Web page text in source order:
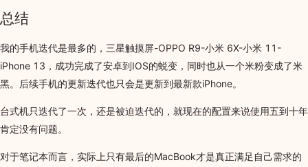
总结
我的手机迭代是最多的，三星触摸屏-OPPO R9-小米 6X-小米 11-
iPhone 13，成功完成了安卓到IOS的蜕变，同时也从一个米粉变成了米
黑。后续手机的更新迭代也只会是更新到最新款iPhone。
台式机只迭代了一次，还是被迫迭代的，就现在的配置来说使用五到十年
肯定没有问题。
对于笔记本而言，实际上只有最后的MacBook才是真正满足自己需求的